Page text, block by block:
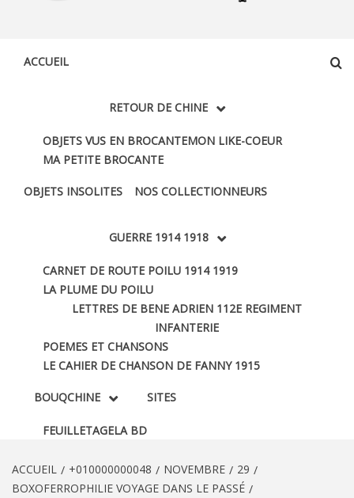
ACCUEIL
RETOUR DE CHINE
OBJETS VUS EN BROCANTEMON LIKE-COEUR
MA PETITE BROCANTE
OBJETS INSOLITES NOS COLLECTIONNEURS
GUERRE 1914 1918
CARNET DE ROUTE POILU 1914 1919
LA PLUME DU POILU
LETTRES DE BENE ADRIEN 112E REGIMENT
INFANTERIE
POEMES ET CHANSONS
LE CAHIER DE CHANSON DE FANNY 1915
BOUQCHINE
FEUILLETAGELA BD
SITES
ACCUEIL +010000000048 NOVEMBRE
29
BOXOFERROPHILIE VOYAGE DANS LE PASSÉ